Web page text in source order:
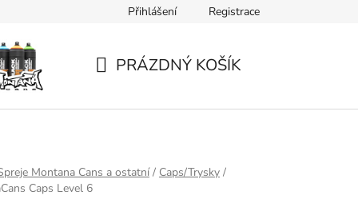
Přihlášení Registrace
PRÁZDNÝ KOŠÍK
Montana Cans a ostatní / Caps/Trysky /
Caps Level 6